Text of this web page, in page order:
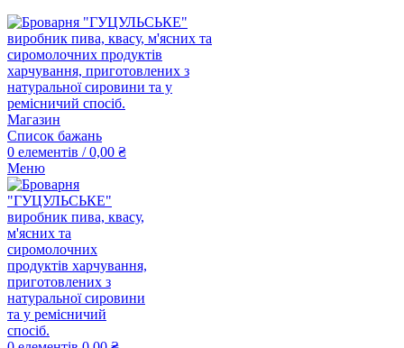
Магазин
Список бажань
0 елементів / 0,00 ₴
Меню